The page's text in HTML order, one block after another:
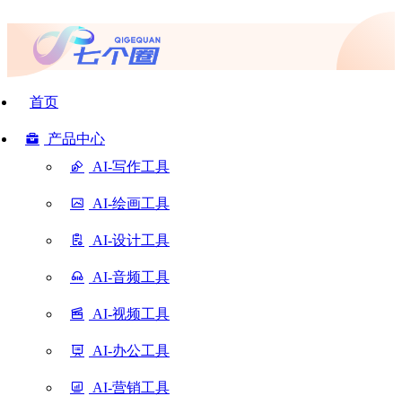
首页
产品中心
AI-写作工具
AI-绘画工具
AI-设计工具
AI-音频工具
AI-视频工具
AI-办公工具
AI-营销工具